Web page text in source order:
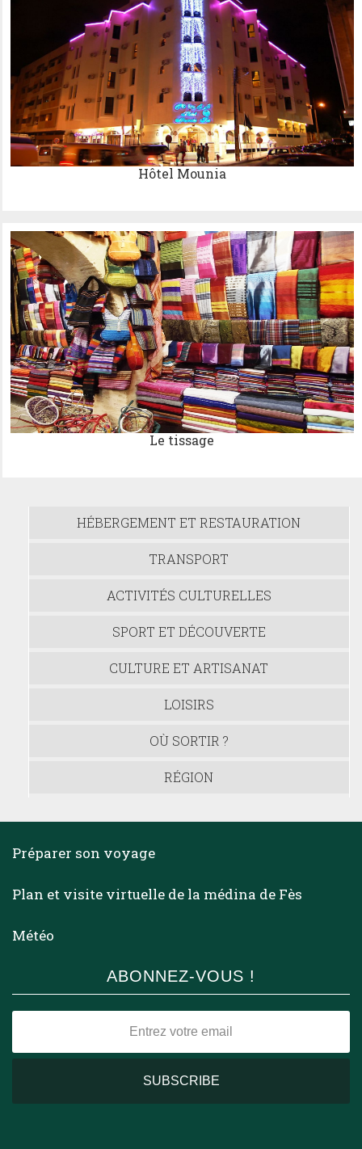
Hôtel Mounia
Le tissage
HÉBERGEMENT ET RESTAURATION
TRANSPORT
ACTIVITÉS CULTURELLES
SPORT ET DÉCOUVERTE
CULTURE ET ARTISANAT
LOISIRS
OÙ SORTIR ?
RÉGION
Préparer son voyage
Plan et visite virtuelle de la médina de Fès
Météo
ABONNEZ-VOUS !